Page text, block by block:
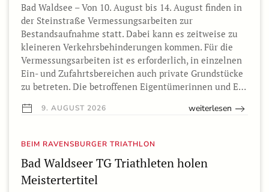
Bad Waldsee – Von 10. August bis 14. August finden in
der Steinstraße Vermessungsarbeiten zur
Bestandsaufnahme statt. Dabei kann es zeitweise zu
kleineren Verkehrsbehinderungen kommen. Für die
Vermessungsarbeiten ist es erforderlich, in einzelnen
Ein- und Zufahrtsbereichen auch private Grundstücke
zu betreten. Die betroffenen Eigentümerinnen und E…
9. AUGUST 2026 weiterlesen
BEIM RAVENSBURGER TRIATHLON
Bad Waldseer TG Triathleten holen
Meistertertitel